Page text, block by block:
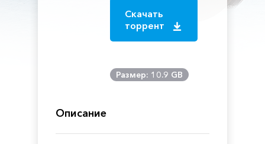
Скачать
торрент
Размер: 10.9 GB
Описание